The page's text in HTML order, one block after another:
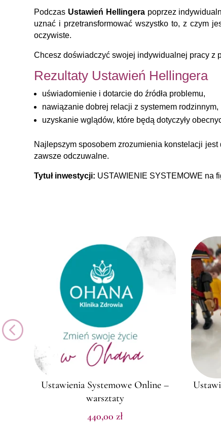
Podczas Ustawień Hellingerapoprzez
uznać i przetransformować wszystko to, z czym
oczywiste.
Chcesz doświadczyć swojej indywidualnej pracy z
Rezultaty Ustawień Hellingera
uświadomienie i dotarcie do źródła problemu,
nawiązanie dobrej relacji z systemem rodzinnym,
uzyskanie wglądów, które będą dotyczyły
Najlepszym sposobem zrozumienia konstelacji
zawsze odczuwalne.
Tytuł inwestycji: USTAWIENIE SYSTEMOWE na
Ustawienia Systemowe Online –
warsztaty
440,00zł